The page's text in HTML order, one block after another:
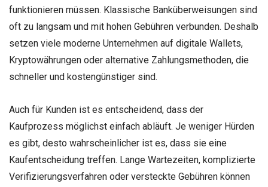
funktionieren müssen. Klassische Banküberweisungen sind
oft zu langsam und mit hohen Gebühren verbunden. Deshalb
setzen viele moderne Unternehmen auf digitale Wallets,
Kryptowährungen oder alternative Zahlungsmethoden, die
schneller und kostengünstiger sind.
Auch für Kunden ist es entscheidend, dass der
Kaufprozess möglichst einfach abläuft. Je weniger Hürden
es gibt, desto wahrscheinlicher ist es, dass sie eine
Kaufentscheidung treffen. Lange Wartezeiten, komplizierte
Verifizierungsverfahren oder versteckte Gebühren können